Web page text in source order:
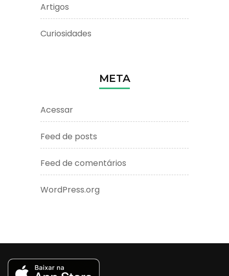
Artigos
Curiosidades
META
Acessar
Feed de posts
Feed de comentários
WordPress.org